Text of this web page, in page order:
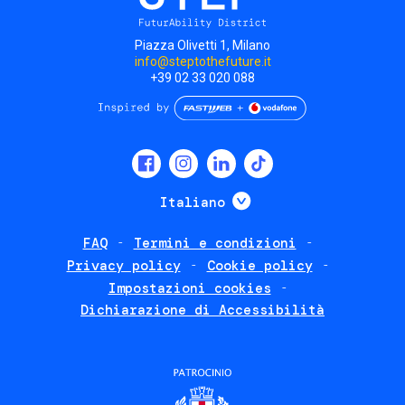
Piazza Olivetti 1, Milano
info@steptothefuture.it
+39 02 33 020 088
Italiano Mostra ulteriori
FAQ
Termini e condizioni
Privacy policy
Cookie policy
Impostazioni cookies
Dichiarazione di Accessibilità